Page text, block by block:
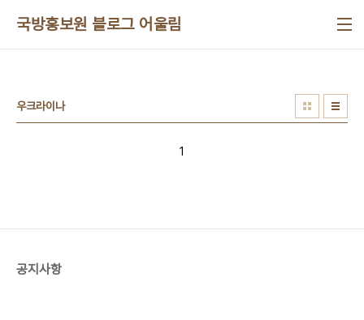
국방홍보원 블로그 어울림
우크라이나
1
공지사항